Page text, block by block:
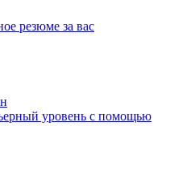
резюме за вас
уровень с помощью